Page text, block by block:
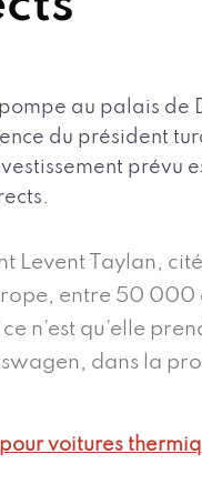
au palais
du président
prévu
Levent Taylan,
entre 50 000
n’est qu’elle
dans la
pour voitures